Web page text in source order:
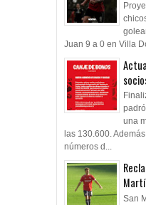
Juan 9 a 0 en Villa
una
las 130.600.
números d...
San